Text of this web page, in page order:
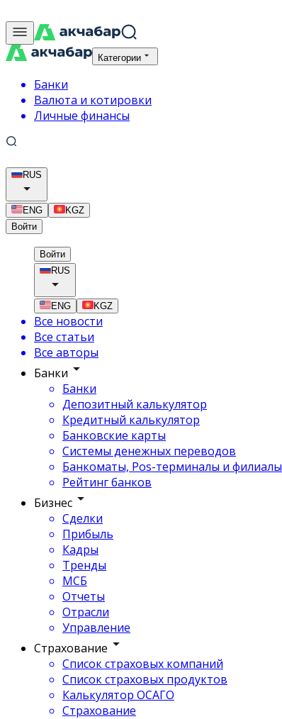
Категории
Банки
Валюта и котировки
Личные финансы
RUS
ENG
KGZ
Войти
Войти
RUS
ENG KGZ
Все новости
Все статьи
Все авторы
Банки
Банки
Депозитный калькулятор
Кредитный калькулятор
Банковские карты
Системы денежных переводов
Банкоматы, Pos-терминалы и филиалы
Рейтинг банков
Бизнес
Сделки
Прибыль
Кадры
Тренды
МСБ
Отчеты
Отрасли
Управление
Страхование
Список страховых компаний
Список страховых продуктов
Калькулятор ОСАГО
Страхование